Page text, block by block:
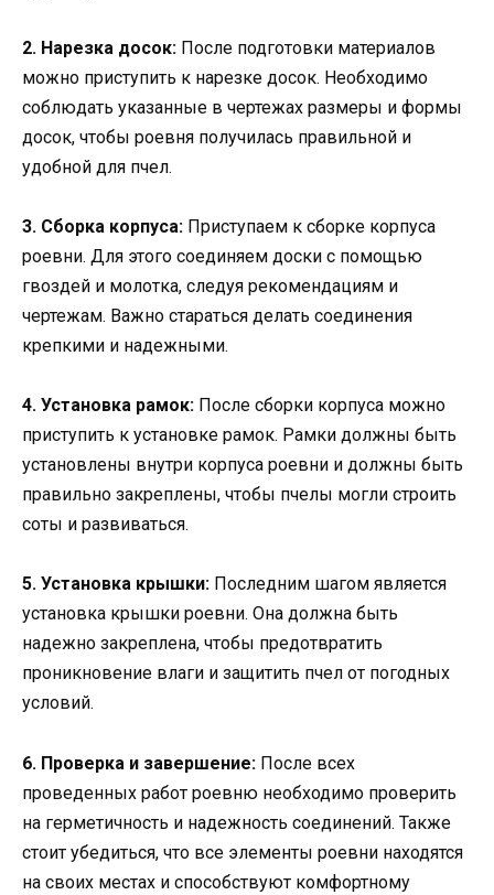
2. Нарезка досок: После подготовки материалов
можно приступить к нарезке досок. Необходимо
соблюдать указанные в чертежах размеры и формы
досок, чтобы роевня получилась правильной и
удобной для пчел.
3. Сборка корпуса: Приступаем к сборке корпуса
роевни. Для этого соединяем доски с помощью
гвоздей и молотка, следуя рекомендациям и
чертежам. Важно стараться делать соединения
крепкими и надежными.
4. Установка рамок: После сборки корпуса можно
приступить к установке рамок. Рамки должны быть
установлены внутри корпуса роевни и должны быть
правильно закреплены, чтобы пчелы могли строить
соты и развиваться.
5. Установка крышки: Последним шагом является
установка крышки роевни. Она должна быть
надежно закреплена, чтобы предотвратить
проникновение влаги и защитить пчел от погодных
условий.
6. Проверка и завершение: После всех
проведенных работ роевню необходимо проверить
на герметичность и надежность соединений. Также
стоит убедиться, что все элементы роевни находятся
на своих местах и способствуют комфортному